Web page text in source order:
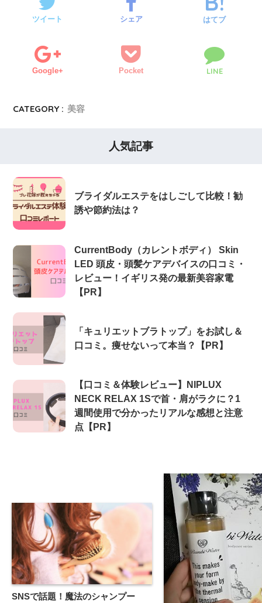
ツイート シェア はてブ
Google+ Pocket LINE
CATEGORY : 美容
人気記事
ブライダルエステをはしごして比較！勧
誘や節約法は？
CurrentBody（カレントボディ） Skin
LED 頭皮・頭髪ケアデバイスの口コミ・
レビュー！イギリス発の最新美容家電
【PR】
「キュリエットブラトップ」をお試し＆
口コミ。痩せないって本当？【PR】
【口コミ＆体験レビュー】NIPLUX
NECK RELAX 1Sで首・肩がラクに？1
週間使用で分かったリアルな感想と注意
点【PR】
SNSで話題！魔法のシャンプー